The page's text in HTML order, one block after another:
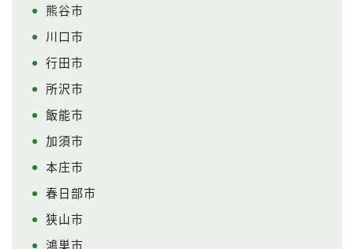
熊谷市
川口市
行田市
所沢市
飯能市
加須市
本庄市
春日部市
狭山市
鴻巣市